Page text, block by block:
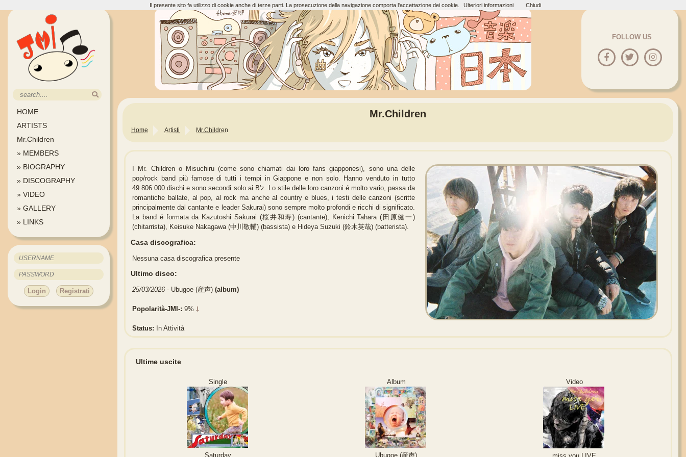
HOME
ARTISTS
Mr.Children
» MEMBERS
» BIOGRAPHY
» DISCOGRAPHY
» VIDEO
» GALLERY
» LINKS
Login Registrati
FOLLOW US
Mr.Children
Home Artisti Mr.Children
I Mr. Children o Misuchiru (come sono chiamati dai loro fans giapponesi), sono una delle
pop/rock band più famose di tutti i tempi in Giappone e non solo. Hanno venduto in tutto
49.806.000 dischi e sono secondi solo ai B'z. Lo stile delle loro canzoni é molto vario, passa da
romantiche ballate, al pop, al rock ma anche al country e blues, i testi delle canzoni (scritte
principalmente dal cantante e leader Sakurai) sono sempre molto profondi e ricchi di significato.
La band é formata da Kazutoshi Sakurai (桜井和寿) (cantante), Kenichi Tahara (田原健一)
(chitarrista), Keisuke Nakagawa (中川敬輔) (bassista) e Hideya Suzuki (鈴木英哉) (batterista).
Casa discografica:
Nessuna casa discografica presente
Ultimo disco:
25/03/2026 - Ubugoe (産声)(album)
Popolarità-JMI-:9%
Status: In Attività
Ultime uscite
Single
Saturday
Album
Ubugoe (産声)
Video
Il presente sito fa utilizzo di cookie anche di terze parti. La prosecuzione della navigazione comporta l'accettazione dei cookie. Ulteriori informazioni Chiudi